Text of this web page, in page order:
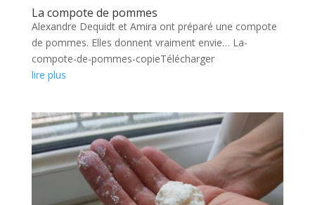
La compote de pommes
Alexandre Dequidt et Amira ont préparé une compote
de pommes. Elles donnent vraiment envie… La-
compote-de-pommes-copieTélécharger
lire plus